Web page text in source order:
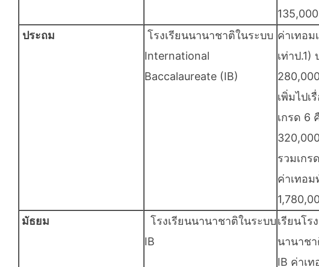
ประถม
โรงเรียนนานาชาติในระบบ
International
Baccalaureate (IB)
ค่าเทอม
เท่าป.1)
เพิ่มไปเ
เกรด 6
รวมเกร
ค่าเทอ
มัธยม
โรงเรียนนานาชาติในระบบ
IB
เรียนโร
นานาช
IB ค่าเท